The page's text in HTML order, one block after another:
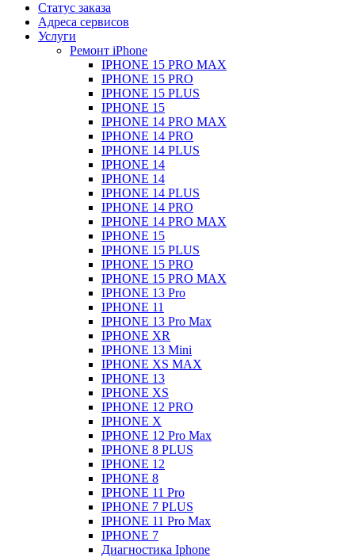
Статус заказа
Адреса сервисов
Услуги
Ремонт iPhone
IPHONE 15 PRO MAX
IPHONE 15 PRO
IPHONE 15 PLUS
IPHONE 15
IPHONE 14 PRO MAX
IPHONE 14 PRO
IPHONE 14 PLUS
IPHONE 14
IPHONE 14
IPHONE 14 PLUS
IPHONE 14 PRO
IPHONE 14 PRO MAX
IPHONE 15
IPHONE 15 PLUS
IPHONE 15 PRO
IPHONE 15 PRO MAX
IPHONE 13 Pro
IPHONE 11
IPHONE 13 Pro Max
IPHONE XR
IPHONE 13 Mini
IPHONE XS MAX
IPHONE 13
IPHONE XS
IPHONE 12 PRO
IPHONE X
IPHONE 12 Pro Max
IPHONE 8 PLUS
IPHONE 12
IPHONE 8
IPHONE 11 Pro
IPHONE 7 PLUS
IPHONE 11 Pro Max
IPHONE 7
Диагностика Iphone